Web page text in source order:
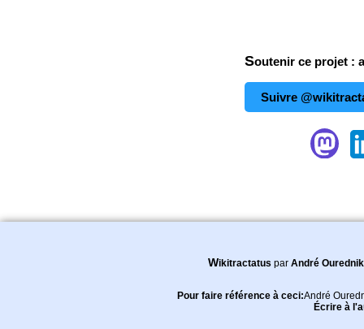
Soutenir ce projet :
Suivre
Wikitractatus par André Ourednik
Pour faire référence à ceci:André
Écrire à